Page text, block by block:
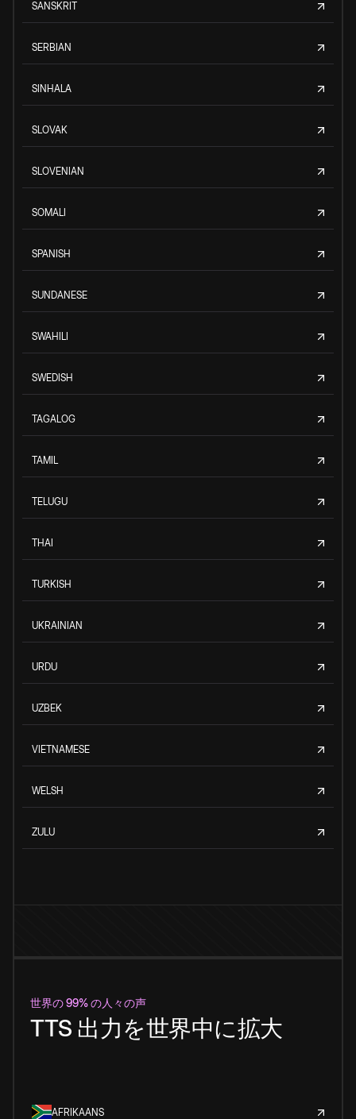
SANSKRIT
SERBIAN
SINHALA
SLOVAK
SLOVENIAN
SOMALI
SPANISH
SUNDANESE
SWAHILI
SWEDISH
TAGALOG
TAMIL
TELUGU
THAI
TURKISH
UKRAINIAN
URDU
UZBEK
VIETNAMESE
WELSH
ZULU
世界の 99% の人々の声
TTS 出力を世界中に拡大
AFRIKAANS